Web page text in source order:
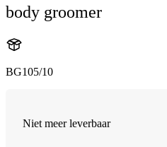
body groomer
BG105/10
Niet meer leverbaar